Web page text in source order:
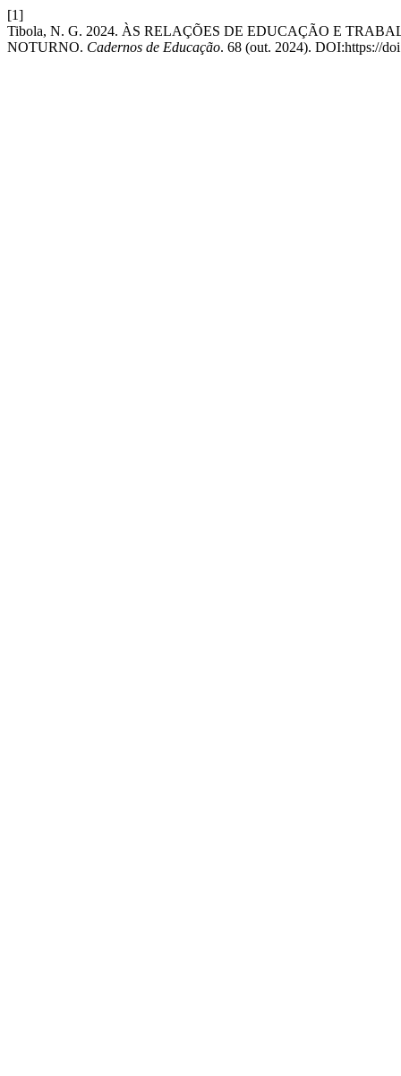
[1]
Tibola, N. G. 2024. ÀS RELAÇÕES DE EDUCAÇÃO E
NOTURNO. Cadernos de Educação. 68 (out. 2024). DOI:https://